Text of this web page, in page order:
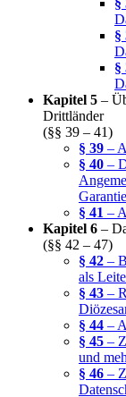
§
§
§
Kapitel 5 –
Drittländer
(§§ 39 – 41)
§ 39 –
§ 40 –
§ 41 –
Kapitel 6 –
(§§ 42 – 47)
§ 42 –
als
§ 43 –
§ 44 –
§ 45 –
und
§ 46 –